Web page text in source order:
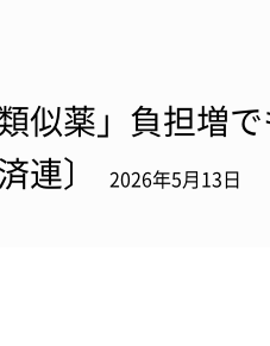
似薬」負担増で
連〕
2026年5月13日